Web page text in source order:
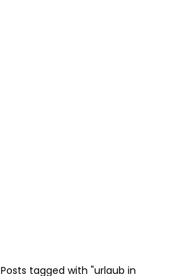
Posts tagged with "urlaub in